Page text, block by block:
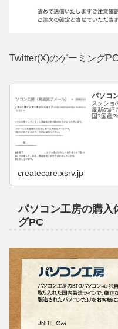
Twitter(X)のゲーミング
パソコ
スクショ
最新の評
国?国産
createcare.xsrv.jp
パソコン工房の購入
グPC